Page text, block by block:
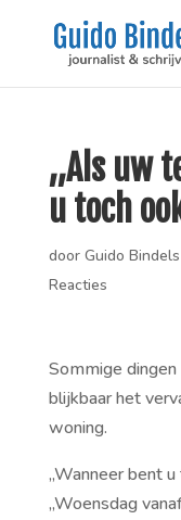
,,Als uw
u toch
door Guido Bindels
Reacties
Sommige
blijkbaar het
woning.
,,Wanneer bent
,,Woensdag